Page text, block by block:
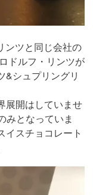
ンツと同じ会社の
ドルフ・リンツが
&シュプリングリ
展開はしていませ
みとなっていま
イスチョコレート